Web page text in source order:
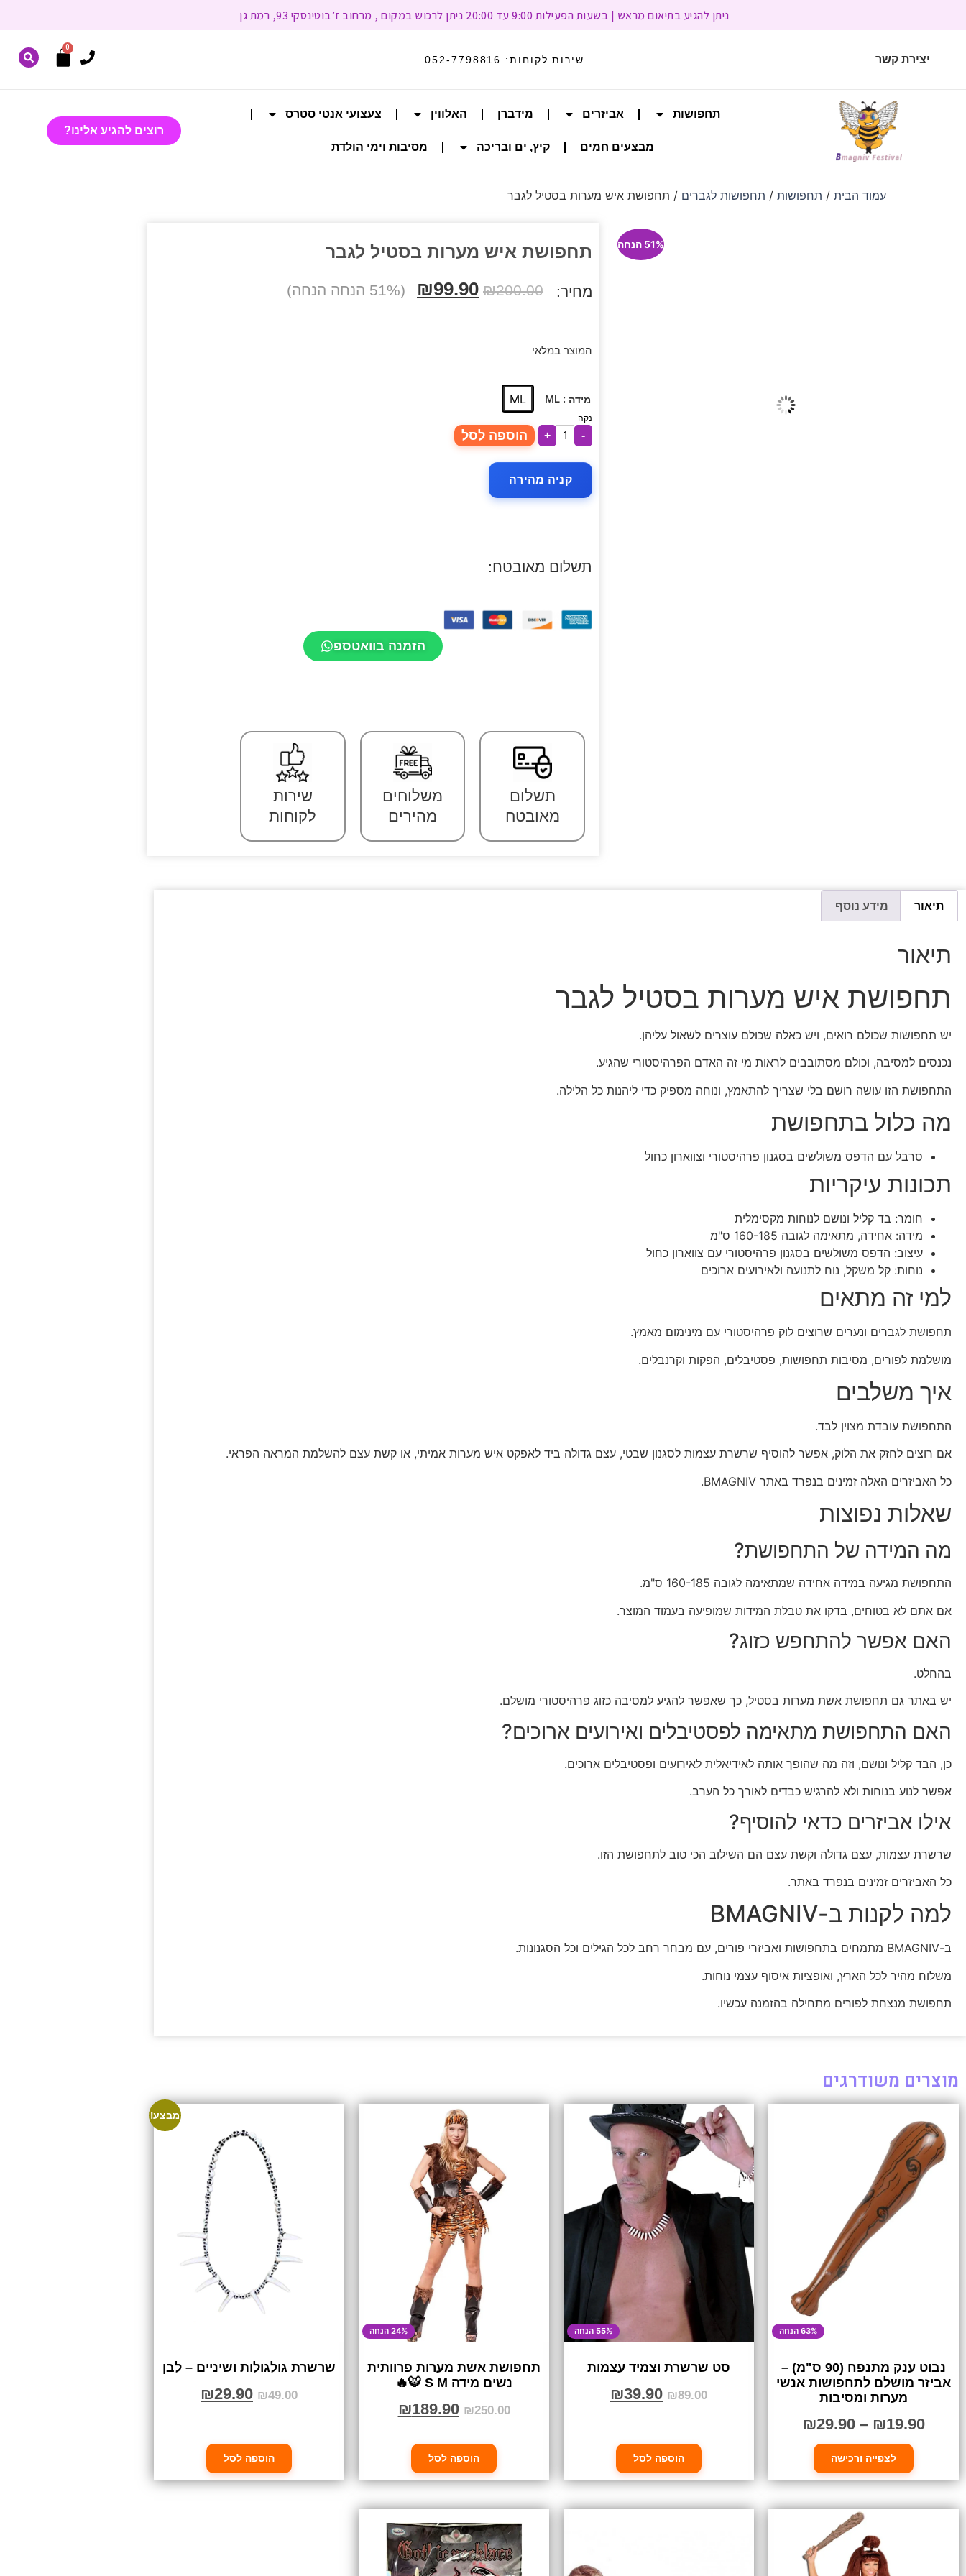
ניתן להגיע בתיאום מראש | בשעות הפעילות 9:00 עד 20:00 ניתן לרכוש במקום , מרחוב ז’בוטינסקי 93, רמת גן
יצירת קשר שירות לקוחות: 052-7798816
0
תחפושות אביזרים מידברן האלווין צעצועי אנטי סטרס
מבצעים חמים קיץ, ים ובריכה מסיבות וימי הולדת
רוצים להגיע אלינו?
עמוד הבית/ תחפושות/ תחפושות לגברים / תחפושת איש מערות בסטיל לגבר
51% הנחה תחפושת איש מערות בסטיל לגבר
מחיר: ₪200.00
₪99.90 (51% הנחה הנחה)
המוצר במלאי
מידה : ML
ML
נקה
-
+ הוספה לסל
קניה מהירה
תשלום מאובטח:
הזמנה בוואטספ
תשלום
מאובטח
משלוחים
מהירים
שירות
לקוחות
תיאור מידע נוסף
תיאור
תחפושת איש מערות בסטיל לגבר
יש תחפושות שכולם רואים, ויש כאלה שכולם עוצרים לשאול עליהן.
נכנסים למסיבה, וכולם מסתובבים לראות מי זה האדם הפרהיסטורי שהגיע.
התחפושת הזו עושה רושם בלי שצריך להתאמץ, ונוחה מספיק כדי ליהנות כל הלילה.
מה כלול בתחפושת
סרבל עם הדפס משולשים בסגנון פרהיסטורי וצווארון כחול
תכונות עיקריות
חומר: בד קליל ונושם לנוחות מקסימלית
מידה: אחידה, מתאימה לגובה 160-185 ס"מ
עיצוב: הדפס משולשים בסגנון פרהיסטורי עם צווארון כחול
נוחות: קל משקל, נוח לתנועה ולאירועים ארוכים
למי זה מתאים
תחפושת לגברים ונערים שרוצים לוק פרהיסטורי עם מינימום מאמץ.
מושלמת לפורים, מסיבות תחפושות, פסטיבלים, הפקות וקרנבלים.
איך משלבים
התחפושת עובדת מצוין לבד.
אם רוצים לחזק את הלוק, אפשר להוסיף שרשרת עצמות לסגנון שבטי, עצם גדולה ביד לאפקט איש מערות אמיתי, או קשת עצם להשלמת המראה הפראי.
כל האביזרים האלה זמינים בנפרד באתר BMAGNIV.
שאלות נפוצות
מה המידה של התחפושת?
התחפושת מגיעה במידה אחידה שמתאימה לגובה 160-185 ס"מ.
אם אתם לא בטוחים, בדקו את טבלת המידות שמופיעה בעמוד המוצר.
האם אפשר להתחפש כזוג?
בהחלט.
יש באתר גם תחפושת אשת מערות בסטיל, כך שאפשר להגיע למסיבה כזוג פרהיסטורי מושלם.
האם התחפושת מתאימה לפסטיבלים ואירועים ארוכים?
כן, הבד קליל ונושם, וזה מה שהופך אותה לאידיאלית לאירועים ופסטיבלים ארוכים.
אפשר לנוע בנוחות ולא להרגיש כבדים לאורך כל הערב.
אילו אביזרים כדאי להוסיף?
שרשרת עצמות, עצם גדולה וקשת עצם הם השילוב הכי טוב לתחפושת הזו.
כל האביזרים זמינים בנפרד באתר.
למה לקנות ב-BMAGNIV
ב-BMAGNIV מתמחים בתחפושות ואביזרי פורים, עם מבחר רחב לכל הגילים וכל הסגנונות.
משלוח מהיר לכל הארץ, ואופציות איסוף עצמי נוחות.
תחפושת מנצחת לפורים מתחילה בהזמנה עכשיו.
מוצרים משודרגים
63% הנחה
נבוט ענק מתנפח (90 ס"מ) –
אביזר מושלם לתחפושות אנשי
מערות ומסיבות
₪19.90
–
₪29.90
לצפייה ורכישה
55% הנחה
סט שרשרת וצמיד עצמות
₪89.00
₪39.90
הוספה לסל
24% הנחה
תחפושת אשת מערות פרוותית
נשים מידה S M 🐯🔥
₪250.00
₪189.90
הוספה לסל
מבצע!
שרשרת גולגולות ושיניים – לבן
₪49.00
₪29.90
הוספה לסל